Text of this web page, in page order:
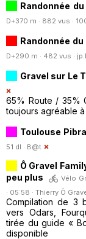
Randonnée
D+370 m · 882 vus ·
Randonnée
D+290 m · 482 vus ·
Gravel sur Le
65% Route / 35%
toujours agréable
Toulouse
51 dl · B@t
Ô Gravel
peu plus
Vélo
· 05:58 · Thierry Ô
Compilation de 3
vers Odars,
tirée du guide «
disponible